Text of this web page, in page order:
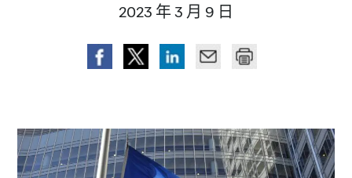
2023 年 3 月 9 日